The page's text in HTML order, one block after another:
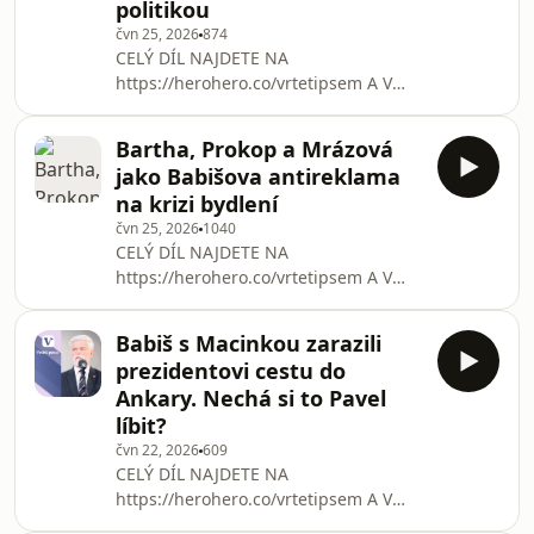
Některým stranám jde o hodně, pro
hnutí ANO je pak podzimní hlasování
možností ukrojit další kus moci v
Česku. Zálusk má také na Prahu. A
právě tu rozebíráme v novém díle
podcastu Vrtěti psem. V souvislosti
politikou
čvn 25, 2026874
CELÝ DÍL NAJDETE NA
https://herohero.co/vrtetipsem A V
https://denikn.cz/tag/vrtetipsem
Babišova vláda tvrdě narazila se svou
snahou vyšachovat prezidenta
z účasti na summitu NATO v Ankaře.
Petr Pavel se po zásahu Ústavního
soudu stane součástí vládní delegace,
což je ponižující a potupné zejména
pro ministra zahraničí Petra Macinku.
Právě Macinka, který prot
Bartha, Prokop a Mrázová
jako Babišova antireklama
na krizi bydlení
čvn 25, 2026 1040
CELÝ DÍL NAJDETE NA
https://herohero.co/vrtetipsem A V
https://denikn.cz/tag/vrtetipsem
Andreje Babiše v posledních týdnech
trápí bytové problémy. Ne snad
takové, že by premiér a lidé z jeho
okolí neměli kde bydlet, spíš naopak.
Hnutí ANO se totiž potýká s několika
bytovými kauzami, které jsou pro jeho
reputaci velmi nepříjemné. Vše
Babiš s Macinkou zarazili
prezidentovi cestu do
Ankary. Nechá si to Pavel
líbit?
čvn 22, 2026609
CELÝ DÍL NAJDETE NA
https://herohero.co/vrtetipsem A V